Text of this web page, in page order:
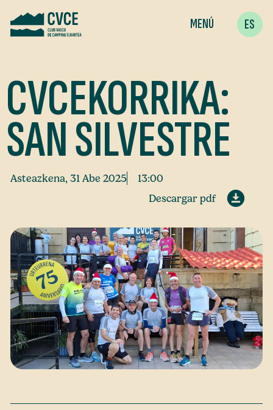
MENÚ ES
CVCEKORRIKA:
SAN SILVESTRE
Asteazkena, 31 Abe 2025
13:00
Descargar pdf